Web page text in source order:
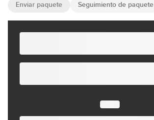
Enviar paquete Seguimiento de paquete